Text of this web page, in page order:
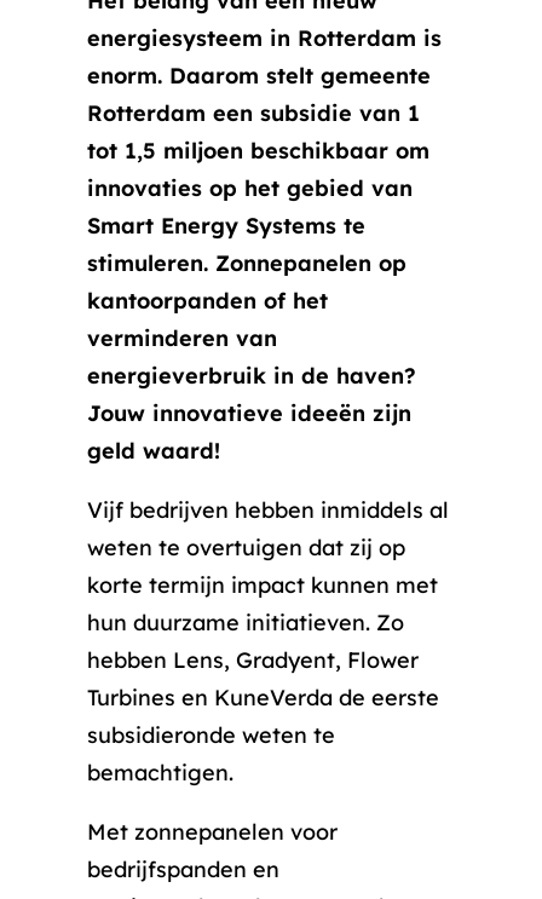
energiesysteem in Rotterdam is
enorm. Daarom stelt gemeente
Rotterdam een subsidie van 1
tot 1,5 miljoen beschikbaar om
innovaties op het gebied van
Smart Energy Systems te
stimuleren. Zonnepanelen op
kantoorpanden of het
verminderen van
energieverbruik in de haven?
Jouw innovatieve ideeën zijn
geld waard!
Vijf bedrijven hebben inmiddels al
weten te overtuigen dat zij op
korte termijn impact kunnen met
hun duurzame initiatieven. Zo
hebben Lens, Gradyent, Flower
Turbines en KuneVerda de eerste
subsidieronde weten te
bemachtigen.
Met zonnepanelen voor
bedrijfspanden en